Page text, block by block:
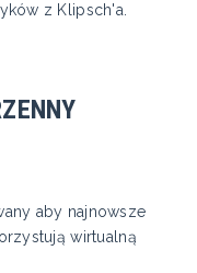
z Klipsch'a.
aby najnowsze
wirtualną